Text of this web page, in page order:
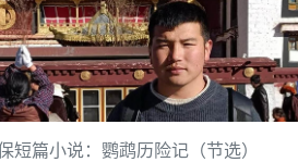
短篇小说：鹦鹉历险记（节选）